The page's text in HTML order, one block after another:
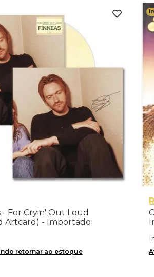
- For Cryin' Out Loud
Artcard) - Importado
retornar ao estoque